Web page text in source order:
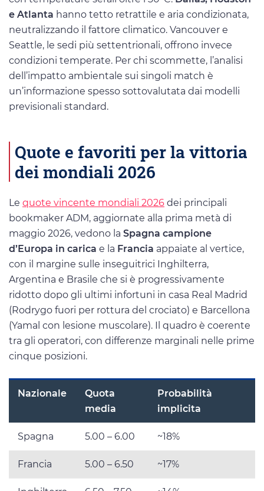
e Atlanta hanno tetto retrattile e aria condizionata,
neutralizzando il fattore climatico. Vancouver e
Seattle, le sedi più settentrionali, offrono invece
condizioni temperate. Per chi scommette, l’analisi
dell’impatto ambientale sui singoli match è
un’informazione spesso sottovalutata dai modelli
previsionali standard.
Quote e favoriti per la vittoria
dei mondiali 2026
Le quote vincente mondiali 2026 dei principali
bookmaker ADM, aggiornate alla prima metà di
maggio 2026, vedono la Spagna campione
d’Europa in carica e la Francia appaiate al vertice,
con il margine sulle inseguitrici Inghilterra,
Argentina e Brasile che si è progressivamente
ridotto dopo gli ultimi infortuni in casa Real Madrid
(Rodrygo fuori per rottura del crociato) e Barcellona
(Yamal con lesione muscolare). Il quadro è coerente
tra gli operatori, con differenze marginali nelle prime
cinque posizioni.
Nazionale
Quota
media
Probabilità
implicita
Spagna 5.00 – 6.00 ~18%
Francia 5.00 – 6.50 ~17%